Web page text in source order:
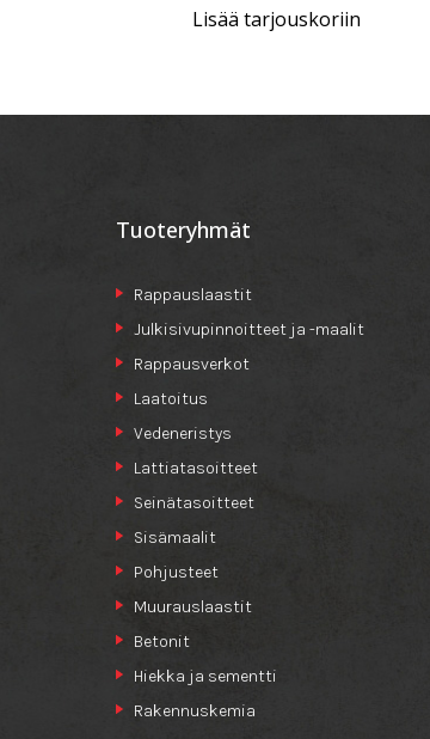
Lisää tarjouskoriin
Tuoteryhmät
Rappauslaastit
Julkisivupinnoitteet ja -maalit
Rappausverkot
Laatoitus
Vedeneristys
Lattiatasoitteet
Seinätasoitteet
Sisämaalit
Pohjusteet
Muurauslaastit
Betonit
Hiekka ja sementti
Rakennuskemia